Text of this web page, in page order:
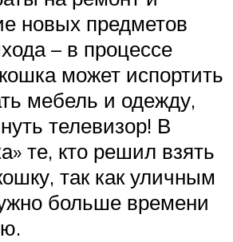
новых предметов
– в процессе
может испортить
мебель и одежду,
телевизор! В
те, кто решил взять
так как уличным
больше времени